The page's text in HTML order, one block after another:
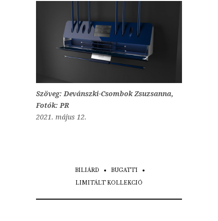
Szöveg: Devánszki-Csombok Zsuzsanna,
Fotók: PR
2021. május 12.
BILIÁRD
BUGATTI
LIMITÁLT KOLLEKCIÓ